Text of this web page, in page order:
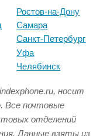
Ростов-на-Дону
Самара
Санкт-Петербург
Уфа
Челябинск
носит
Все почтовые
отделений
Данные взяты из